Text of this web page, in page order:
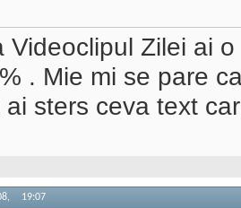
Videoclipul Zilei ai
. Mie mi se pare
ai sters ceva text
19:07